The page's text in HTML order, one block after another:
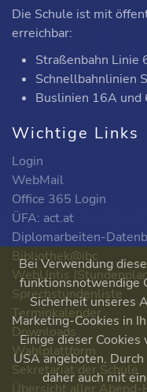
Die Schule ist mit
erreichbar:
Straßenbahn Linie
Schnellbahnlinien
Buslinien 16A und
Wichtige Links
Login
WebMail
Office 365 Login
ÜFA: act.at
Diplomarbeiten-
Bibliothek@ibc
WebUntis
Sprechstundenliste
Terminkalender
Downloads
Wahlplattform
Sekretariat der Schule
Bei Verwendung
funktionsnotwendige
Sicherheit unseres
Marketing-Cookies in
Einige dieser
USA angeboten.
daher auch mit